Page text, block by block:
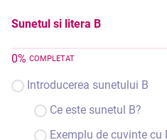
Sunetul si litera B
0% COMPLETAT
Introducerea sunetului B
Ce este sunetul B?
Exemplu de cuvinte cu
Sunetul si litera B